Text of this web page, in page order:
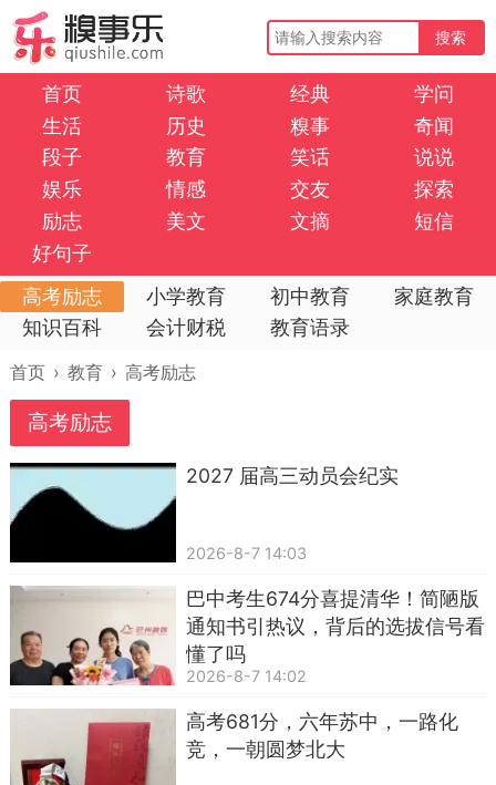
搜索
首页 诗歌 经典
学问
生活
历史 糗事
奇闻
段子
教育 笑话
说说
娱乐
情感 交友
探索
励志
美文 文摘
短信
好句子
高考励志
小学教育 初中教育
家庭教育
知识百科
会计财税 教育语录
首页 › 教育 › 高考励志
高考励志
2027 届高三动员会纪实
2026-8-7 14:03
巴中考生674分喜提清华！简陋版
通知书引热议，背后的选拔信号看
懂了吗
2026-8-7 14:02
高考681分，六年苏中，一路化
竞，一朝圆梦北大